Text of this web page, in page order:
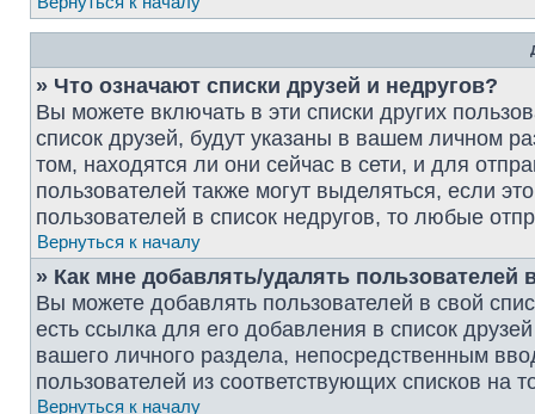
» Что означают списки друзей и недругов?
Вы можете включать в эти списки других
список друзей, будут указаны в вашем личном
том, находятся ли они сейчас в сети, и для
пользователей также могут выделяться, если
пользователей в список недругов, то любые
Вернуться к началу
» Как мне добавлять/удалять пользователей
Вы можете добавлять пользователей в свой
есть ссылка для его добавления в список
вашего личного раздела, непосредственным
пользователей из соответствующих списков на
Вернуться к началу